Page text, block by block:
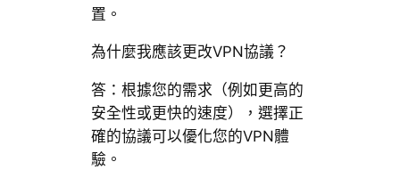
置。
為什麼我應該更改VPN協議？
答：根據您的需求（例如更高的
安全性或更快的速度），選擇正
確的協議可以優化您的VPN體
驗。